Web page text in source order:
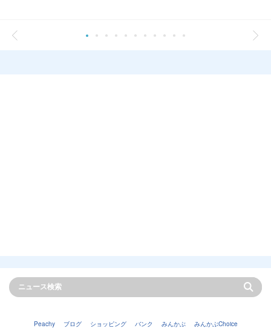
Peachy ブログ ショッピング バンク みんかぶ みんかぶChoice